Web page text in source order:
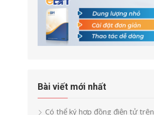
Bài viết mới nhất
Có thể ký hợp đồng điện tử trên